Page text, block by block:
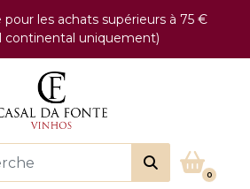
pour les achats supérieurs à 75 €
continental uniquement)
0